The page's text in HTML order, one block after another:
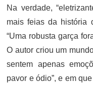
Na verdade,
mais feias da história
“Uma robusta garça
O autor criou um
sentem apenas
pavor e ódio”, e em